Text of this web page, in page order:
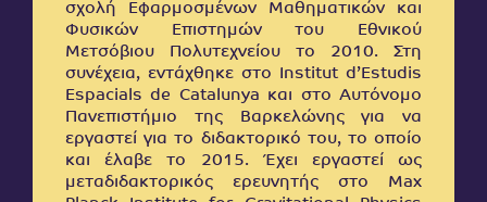
σχολή Εφαρμοσμένων Μαθηματικών και
Φυσικών Επιστημών του Εθνικού
Μετσόβιου Πολυτεχνείου το 2010. Στη
συνέχεια, εντάχθηκε στο Institut d’Estudis
Espacials de Catalunya και στο Αυτόνομο
Πανεπιστήμιο της Βαρκελώνης για να
εργαστεί για το διδακτορικό του, το οποίο
και έλαβε το 2015. Έχει εργαστεί ως
μεταδιδακτορικός ερευνητής στο Max